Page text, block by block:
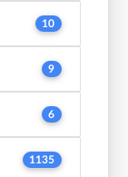
10
9
6
1135